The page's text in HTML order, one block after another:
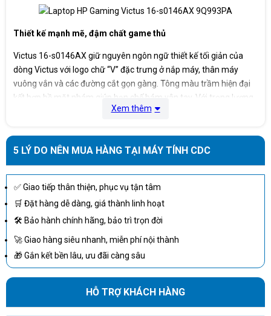
Thiết kế mạnh mẽ, đậm chất game thủ
Victus 16-s0146AX giữ nguyên ngôn ngữ thiết kế tối giản của
dòng Victus với logo chữ “V” đặc trưng ở nắp máy, thân máy
vuông vắn và các đường cắt gọn gàng. Tông màu trầm hiện đại
kết hợp bề mặt nhám giúp hạn chế bám vân tay. Với trọng lượng
khoảng 2.46 kg, máy có độ chắc chắn cao, phù hợp cả khi sử
Màn hình rộng cho trải nghiệm game sống động
Độ phân giải: Full HD (1920 x 1080)
Tấm nền: IPS, chống chói, góc nhìn rộng
Tần số quét cao giúp chuyển động mượt mà, giảm thiểu hiện
16.1 inch cho không gian hiển thị rộng rãi, thuận tiện khi vừa chơi
game vừa stream hoặc làm việc đa nhiệm.
Hiệu năng tối ưu cho gaming & đồ họa
Xem thêm
5 LÝ DO NÊN MUA HÀNG TẠI MÁY TÍNH CDC
✅ Giao tiếp thân thiện, phục vụ tận tâm
🛒 Đặt hàng dễ dàng, giá thành linh hoạt
🛠 Bảo hành chính hãng, bảo trì trọn đời
🚀 Giao hàng siêu nhanh, miễn phí nội thành
🎁 Gắn kết bền lâu, ưu đãi càng sâu
HỖ TRỢ KHÁCH HÀNG